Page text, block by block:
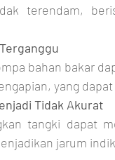
terendam,
bahan bakar
yang
Tidak Akurat
tangki dapat
jarum